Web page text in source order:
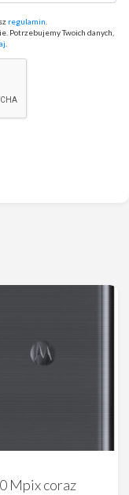
regulamin
Potrzebujemy Twoich danych,
Mpix coraz